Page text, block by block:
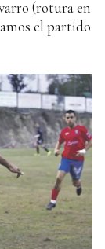
(rotura en
el partido